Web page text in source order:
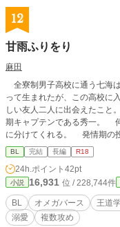
12
甘雨ふりをり
麻田
全寮制男子高校に通う七海
って生まれたが、この高校
しい友人二人に出会えたこ
期キャプテンである秀一。
に分けてくれる。 発情期の
は代わる代わる僕の発情期の
くれる優しい友人と過ごす毎
ってきた転校生が……… 陽介、秀一、そして新たに出会うアルファ。 三人
のアルファに出会い、七海はどのアルフ
すが、独自設定もややあるか
そりと生きる七海がじんわ
す。複数の攻めと関係も持ちま
BL 完結 長編 R18
24h.ポイント 42pt
小説 16,931 位 / 228,744件
BL オメガバース 王道
溺愛
複数攻め